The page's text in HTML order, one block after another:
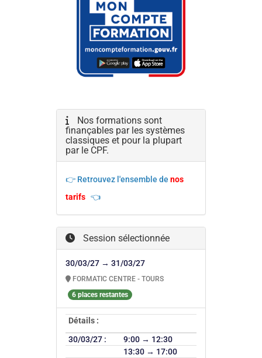
Nos formations sont
finançables par les systèmes
classiques et pour la plupart
par le CPF.
👉 Retrouvez l'ensemble de nos
tarifs 👈
Session sélectionnée
30/03/27 → 31/03/27
FORMATIC CENTRE - TOURS
6 places restantes
Détails :
30/03/27 :
9:00 → 12:30
13:30 → 17:00